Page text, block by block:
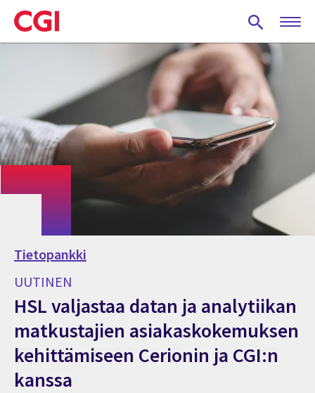
Skip
to
main
Tietopankki
UUTINEN
HSL valjastaa datan ja analytiikan
matkustajien asiakaskokemuksen
kehittämiseen Cerionin ja CGI:n
kanssa